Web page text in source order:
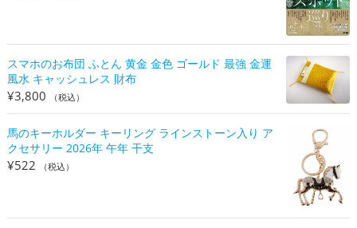
スマホのお布団 ふとん 黄金 金色 ゴールド 最強 金運
風水 キャッシュレス 財布
¥3,800 （税込）
馬のキーホルダー キーリング ラインストーン入り ア
クセサリー 2026年 午年 干支
¥522 （税込）